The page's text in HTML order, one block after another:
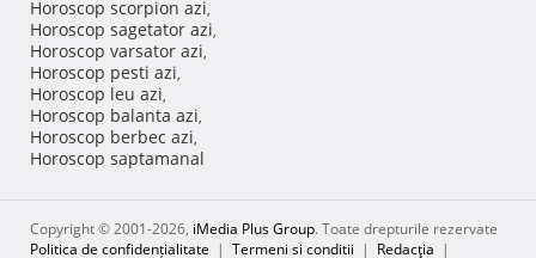
Horoscop scorpion azi,
Horoscop sagetator azi,
Horoscop varsator azi,
Horoscop pesti azi,
Horoscop leu azi,
Horoscop balanta azi,
Horoscop berbec azi,
Horoscop saptamanal
Copyright © 2001-2026, iMedia Plus Group. Toate drepturile rezervate
Politica de confidențialitate | Termeni si conditii | Redacţia |